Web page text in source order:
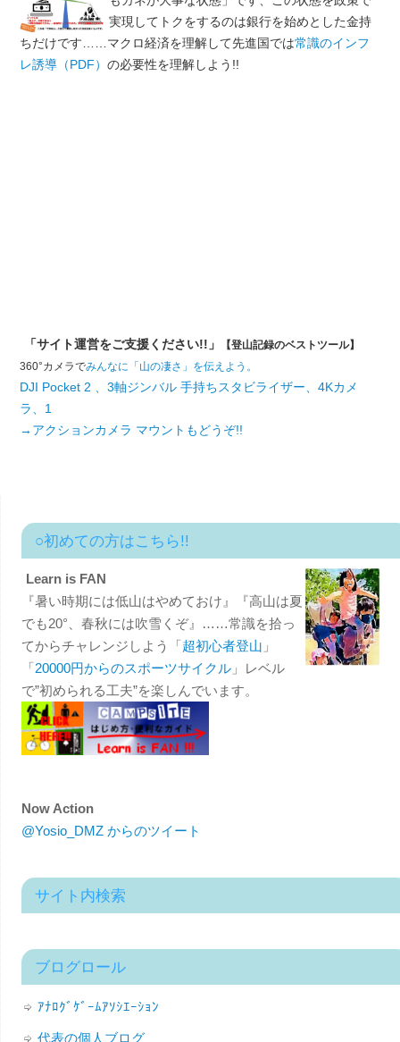
実現してトクをするのは銀行を始めとした金持
ちだけです……マクロ経済を理解して先進国では常識のインフ
レ誘導（PDF） の必要性を理解しよう!!
「サイト運営をご支援ください!!」
【登山記録のベストツール】
360°カメラでみんなに「山の凄さ」を伝えよう。
DJI Pocket 2 、3軸ジンバル 手持ちスタビライザー、4Kカメ
ラ、1
→アクションカメラ マウントもどうぞ!!
○初めての方はこちら!!
Learn is FAN
『暑い時期には低山はやめておけ』『高山は夏
でも20°、春秋には吹雪くぞ』……常識を拾っ
てからチャレンジしよう「超初心者登山 」
「20000円からのスポーツサイクル」レベル
で”初められる工夫”を楽しんでいます。
Now Action
@Yosio_DMZ からのツイート
サイト内検索
ブログロール
ｱﾅﾛｸﾞｹﾞｰﾑｱｿｼｴｰｼｮﾝ
代表の個人ブログ